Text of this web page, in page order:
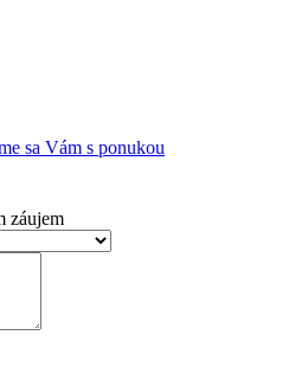
sa Vám s ponukou
záujem